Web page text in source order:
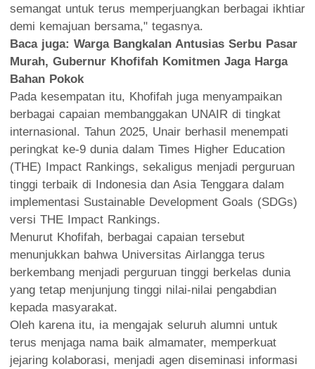
semangat untuk terus memperjuangkan berbagai ikhtiar
demi kemajuan bersama," tegasnya.
Baca juga: Warga Bangkalan Antusias Serbu Pasar
Murah, Gubernur Khofifah Komitmen Jaga Harga
Bahan Pokok
Pada kesempatan itu, Khofifah juga menyampaikan
berbagai capaian membanggakan UNAIR di tingkat
internasional. Tahun 2025, Unair berhasil menempati
peringkat ke-9 dunia dalam Times Higher Education
(THE) Impact Rankings, sekaligus menjadi perguruan
tinggi terbaik di Indonesia dan Asia Tenggara dalam
implementasi Sustainable Development Goals (SDGs)
versi THE Impact Rankings.
Menurut Khofifah, berbagai capaian tersebut
menunjukkan bahwa Universitas Airlangga terus
berkembang menjadi perguruan tinggi berkelas dunia
yang tetap menjunjung tinggi nilai-nilai pengabdian
kepada masyarakat.
Oleh karena itu, ia mengajak seluruh alumni untuk
terus menjaga nama baik almamater, memperkuat
jejaring kolaborasi, menjadi agen diseminasi informasi